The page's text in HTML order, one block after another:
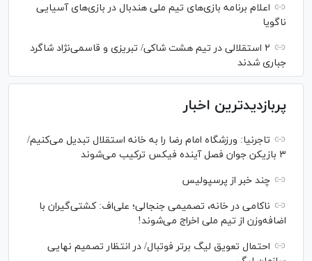
اعلام برنامه بازی‌های تیم ملی هندبال در بازی‌های آسیایی
ناگویا
۲ استقلالی در تیم هشت شاکی/ تبریزی و قاسمی‌نژاد شاگرد
جباری شدند
پربازدیدترین اخبار
تاجرنیا: ورزشگاه امام رضا را به خانه استقلال تبدیل می‌کنیم/
۳ بازیکن جوان فصل آینده فیکس ترکیب می‌شوند
چند خبر از پرسپولیس
ناکامی در خانه، تصمیمی جنجالی؛ علی‌اف: کشتی‌گیران با
اضافه‌وزن از تیم ملی اخراج می‌شوند!
احتمال تعویق لیگ برتر فوتبال/ در انتظار تصمیم نهایی